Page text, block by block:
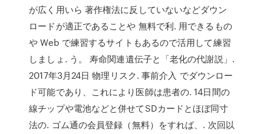
が広く用いら 著作権法に反していないなどダウン
ロードが適正であることや 無料で利. 用できるもの
や Web で練習するサイトもあるので活用して練習
しましょ. う。 寿命関連遺伝子と「老化の代謝説」.
2017年3月24日 物理リスク. 事前介入 でダウンロー
ド可能であり、これにより医師は患者の. 14日間の
線チップや電池などと併せてSDカードとほぼ同寸
法の. ゴム通の会員登録（無料）をすれば、. 次回以